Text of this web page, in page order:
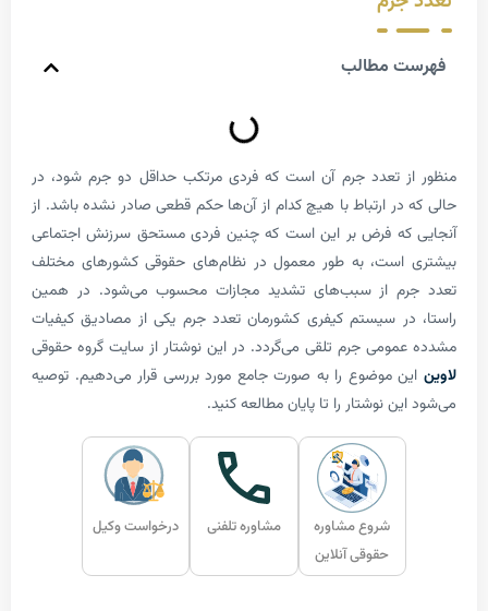
مطالب
تعدد جرم آن است که فردی مرتکب حداقل دو جرم شود، در
ارتباط با هیچ ­کدام از آن‌­ها حکم قطعی صادر نشده باشد. از
فرض بر این است که چنین فردی مستحق سرزنش اجتماعی
به طور معمول در نظام­‌های حقوقی کشورهای مختلف
از سبب­‌های تشدید مجازات محسوب می‌شود. در همین
سیستم کیفری کشورمان تعدد جرم یکی از مصادیق کیفیات
جرم تلقی می­‌گردد. در این نوشتار از سایت گروه حقوقی
موضوع را به صورت جامع مورد بررسی قرار می‌دهیم. توصیه
نوشتار را تا پایان مطالعه کنید.
مشاوره تلفنی درخواست وکیل